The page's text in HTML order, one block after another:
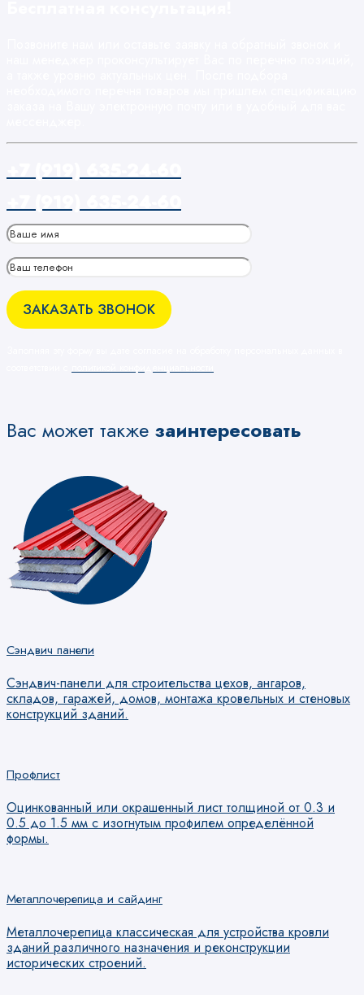
Вас может также заинтересовать
Сэндвич панели
Сэндвич-панели для строительства цехов, ангаров,
складов, гаражей, домов, монтажа кровельных и стеновых
конструкций зданий.
Профлист
Оцинкованный или окрашенный лист толщиной от 0.3 и
0.5 до 1.5 мм с изогнутым профилем определённой
формы.
Металлочерепица и сайдинг
Металлочерепица классическая для устройства кровли
зданий различного назначения и реконструкции
исторических строений.